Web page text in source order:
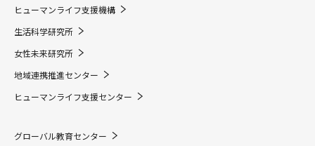
ヒューマンライフ支援機構
生活科学研究所
女性未来研究所
地域連携推進センター
ヒューマンライフ支援センター
グローバル教育センター